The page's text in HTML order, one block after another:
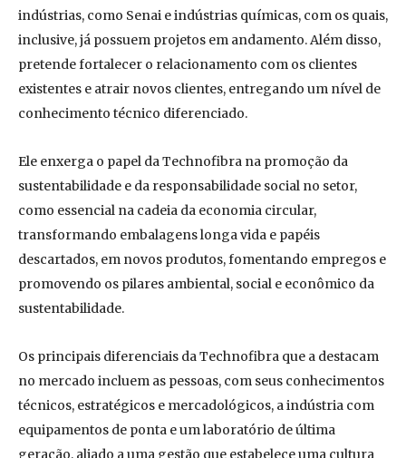
indústrias, como Senai e indústrias químicas, com os quais,
inclusive, já possuem projetos em andamento. Além disso,
pretende fortalecer o relacionamento com os clientes
existentes e atrair novos clientes, entregando um nível de
conhecimento técnico diferenciado.
Ele enxerga o papel da Technofibra na promoção da
sustentabilidade e da responsabilidade social no setor,
como essencial na cadeia da economia circular,
transformando embalagens longa vida e papéis
descartados, em novos produtos, fomentando empregos e
promovendo os pilares ambiental, social e econômico da
sustentabilidade.
Os principais diferenciais da Technofibra que a destacam
no mercado incluem as pessoas, com seus conhecimentos
técnicos, estratégicos e mercadológicos, a indústria com
equipamentos de ponta e um laboratório de última
geração, aliado a uma gestão que estabelece uma cultura